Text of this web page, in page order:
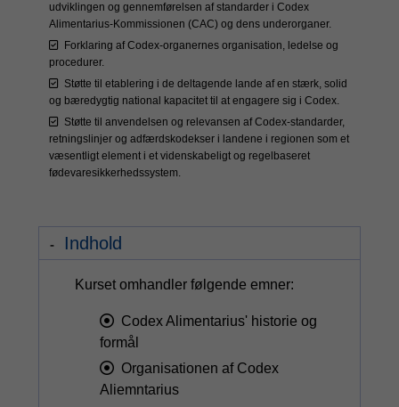
udviklingen og gennemførelsen af standarder i Codex
Alimentarius-Kommissionen (CAC) og dens underorganer.
Forklaring af Codex-organernes organisation, ledelse og
procedurer.
Støtte til etablering i de deltagende lande af en stærk, solid
og bæredygtig national kapacitet til at engagere sig i Codex.
Støtte til anvendelsen og relevansen af Codex-standarder,
retningslinjer og adfærdskodekser i landene i regionen som et
væsentligt element i et videnskabeligt og regelbaseret
fødevaresikkerhedssystem.
Indhold
Kurset omhandler følgende emner:
Codex Alimentarius' historie og
formål
Organisationen af Codex
Aliemntarius